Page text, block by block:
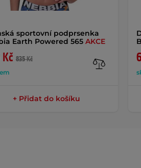
sportovní podprsenka
Earth Powered 565 AKCE
835 Kč
+ Přidat do košíku